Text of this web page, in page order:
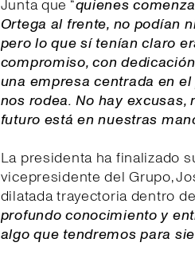
Junta que “quienes
Ortega al frente, no podían
pero lo que sí tenían claro
compromiso, con
una empresa centrada en
nos rodea. No hay
futuro está en nuestras
La presidenta ha finalizado
vicepresidente del Grupo,
dilatada trayectoria dentro
profundo conocimiento y
algo que tendremos para